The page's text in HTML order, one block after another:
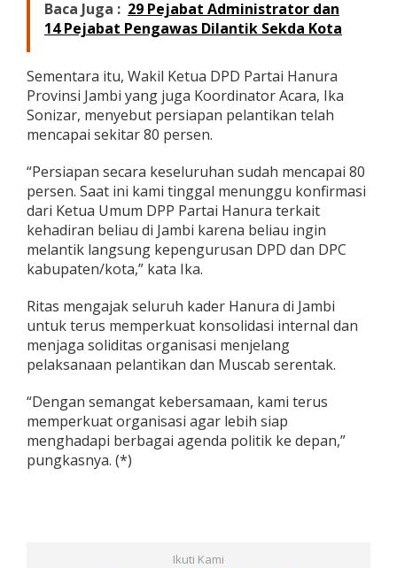
Baca Juga : 29 Pejabat Administrator dan
14 Pejabat Pengawas Dilantik Sekda Kota
Sementara itu, Wakil Ketua DPD Partai Hanura
Provinsi Jambi yang juga Koordinator Acara, Ika
Sonizar, menyebut persiapan pelantikan telah
mencapai sekitar 80 persen.
“Persiapan secara keseluruhan sudah mencapai 80
persen. Saat ini kami tinggal menunggu konfirmasi
dari Ketua Umum DPP Partai Hanura terkait
kehadiran beliau di Jambi karena beliau ingin
melantik langsung kepengurusan DPD dan DPC
kabupaten/kota,” kata Ika.
Ritas mengajak seluruh kader Hanura di Jambi
untuk terus memperkuat konsolidasi internal dan
menjaga soliditas organisasi menjelang
pelaksanaan pelantikan dan Muscab serentak.
“Dengan semangat kebersamaan, kami terus
memperkuat organisasi agar lebih siap
menghadapi berbagai agenda politik ke depan,”
pungkasnya. (*)
Ikuti Kami